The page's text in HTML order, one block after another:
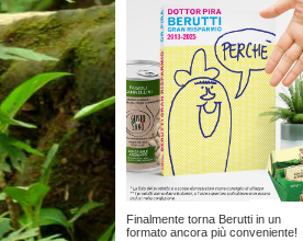
Finalmente torna Berutti in un
formato ancora più conveniente!